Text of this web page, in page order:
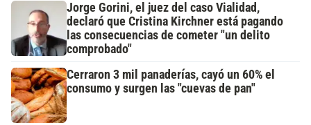
Jorge Gorini, el juez del caso Vialidad,
declaró que Cristina Kirchner está pagando
las consecuencias de cometer "un delito
comprobado"
Cerraron 3 mil panaderías, cayó un 60% el
consumo y surgen las "cuevas de pan"